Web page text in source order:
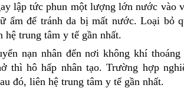
lập tức phun một lượng lớn nước vào
ẩm để tránh da bị mất nước. Loại bỏ
trung tâm y tế gần nhất.
nạn nhân đến nơi không khí thoáng
thì hô hấp nhân tạo. Trường hợp
đó, liên hệ trung tâm y tế gần nhất.